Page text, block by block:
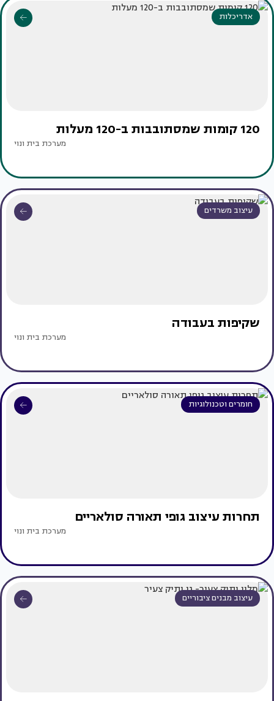
אדריכלות
120 קומות שמסתובבות ב-120 מעלות
מערכת בית ונוי
עיצוב משרדים
שקיפות בעבודה
מערכת בית ונוי
חומרים וטכנולוגיות
תחרות עיצוב גופי תאורה סולאריים
מערכת בית ונוי
עיצוב מבנים ציבוריים